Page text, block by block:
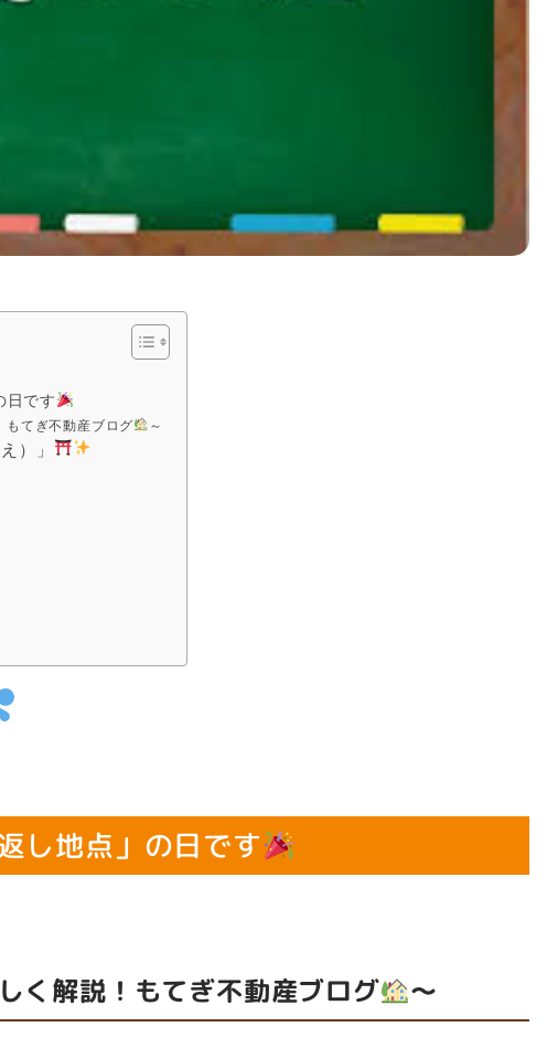
日です
もてぎ不動産ブログ ～
）」
し地点」の日です
く解説！もてぎ不動産ブログ ～